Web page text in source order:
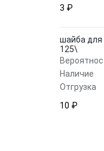
3 ₽
шайба для
125\
Наличие
Отгрузка
10 ₽